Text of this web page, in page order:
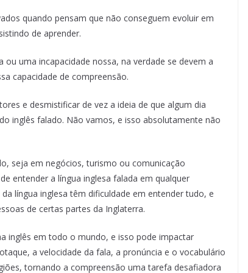
quando pensam que não conseguem evoluir em
de aprender.
uma incapacidade nossa, na verdade se devem a
capacidade de compreensão.
e desmistificar de vez a ideia de que algum dia
inglês falado. Não vamos, e isso absolutamente não
seja em negócios, turismo ou comunicação
entender a língua inglesa falada em qualquer
língua inglesa têm dificuldade em entender tudo, e
de certas partes da Inglaterra.
inglês em todo o mundo, e isso pode impactar
a velocidade da fala, a pronúncia e o vocabulário
tornando a compreensão uma tarefa desafiadora